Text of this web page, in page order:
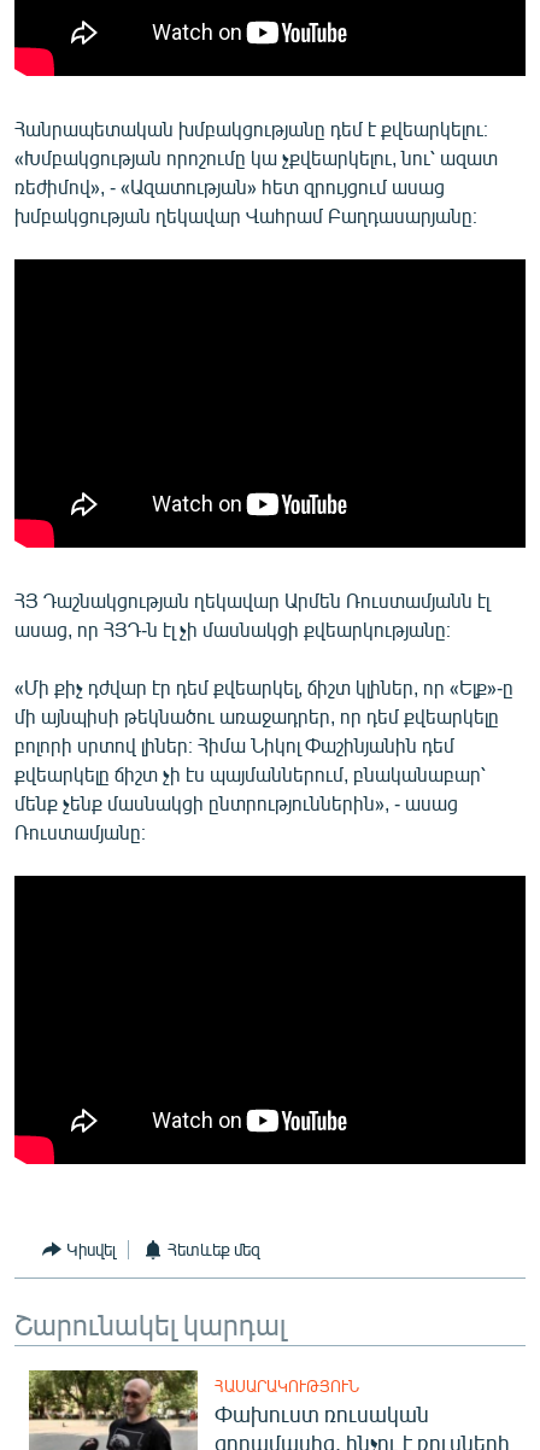
Հանրապետական խմբակցությանը դեմ է քվեարկելու։
«Խմբակցության որոշումը կա չքվեարկելու, նու՝ ազատ
ռեժիմով», - «Ազատության» հետ զրույցում ասաց
խմբակցության ղեկավար Վահրամ Բաղդասարյանը։
ՀՅ Դաշնակցության ղեկավար Արմեն Ռուստամյանն էլ
ասաց, որ ՀՅԴ-ն էլ չի մասնակցի քվեարկությանը։
«Մի քիչ դժվար էր դեմ քվեարկել, ճիշտ կլիներ, որ «Ելք»-ը
մի այնպիսի թեկնածու առաջադրեր, որ դեմ քվեարկելը
բոլորի սրտով լիներ։ Հիմա Նիկոլ Փաշինյանին դեմ
քվեարկելը ճիշտ չի էս պայմաններում, բնականաբար՝
մենք չենք մասնակցի ընտրություններին», - ասաց
Ռուստամյանը։
Կիսվել Հետևեք մեզ
Շարունակել կարդալ
ՀԱՍԱՐԱԿՈՒԹՅՈՒՆ
Փախուստ ռուսական
զորամասից. ինչու է ռուսների